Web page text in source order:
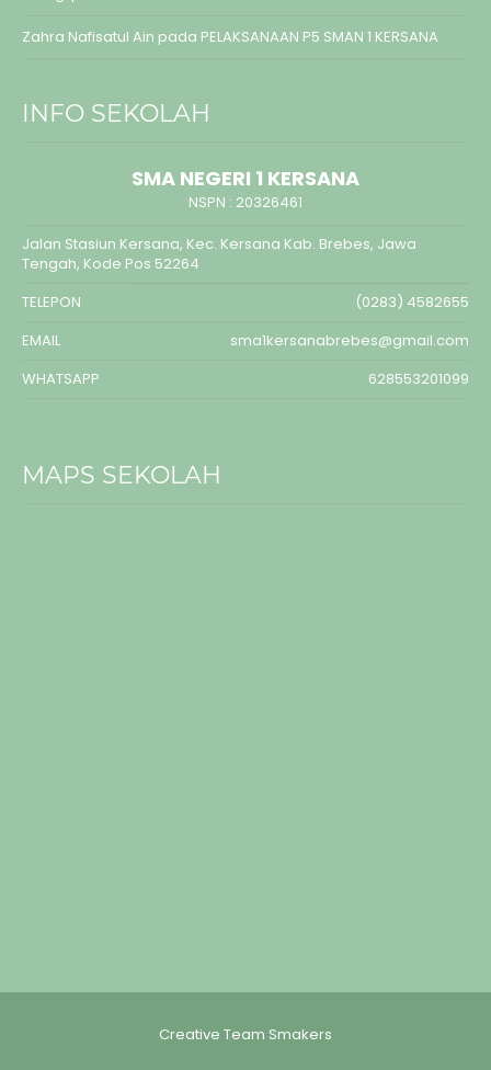
Zahra Nafisatul Ain pada PELAKSANAAN P5 SMAN 1 KERSANA
INFO SEKOLAH
SMA NEGERI 1 KERSANA
NSPN : 20326461
Jalan Stasiun Kersana, Kec. Kersana Kab. Brebes, Jawa
Tengah, Kode Pos 52264
TELEPON
(0283) 4582655
EMAIL
sma1kersanabrebes@gmail.com
WHATSAPP
628553201099
MAPS SEKOLAH
Creative Team Smakers